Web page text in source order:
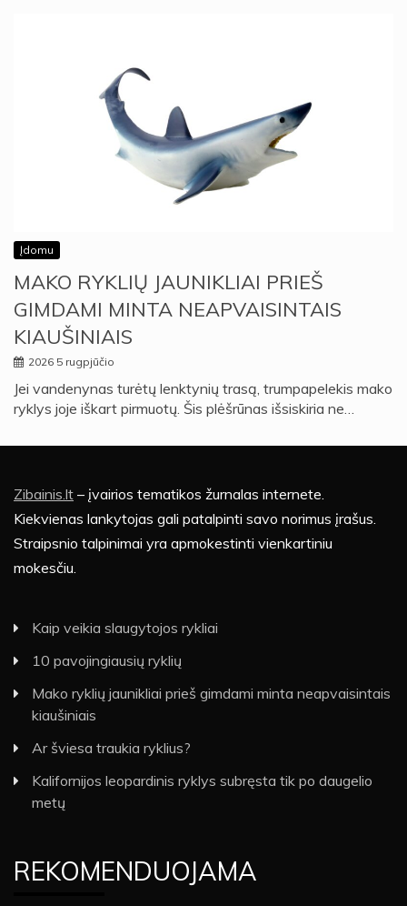
Įdomu
MAKO RYKLIŲ JAUNIKLIAI PRIEŠ
GIMDAMI MINTA NEAPVAISINTAIS
KIAUŠINIAIS
2026 5 rugpjūčio
Jei vandenynas turėtų lenktynių trasą, trumpapelekis mako
ryklys joje iškart pirmuotų. Šis plėšrūnas išsiskiria ne…
Zibainis.lt – įvairios tematikos žurnalas internete.
Kiekvienas lankytojas gali patalpinti savo norimus įrašus.
Straipsnio talpinimai yra apmokestinti vienkartiniu
mokesčiu.
Kaip veikia slaugytojos rykliai
10 pavojingiausių ryklių
Mako ryklių jaunikliai prieš gimdami minta neapvaisintais
kiaušiniais
Ar šviesa traukia ryklius?
Kalifornijos leopardinis ryklys subręsta tik po daugelio
metų
REKOMENDUOJAMA